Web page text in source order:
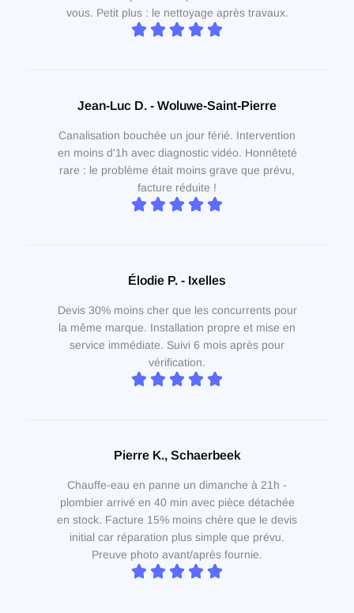
vous. Petit plus : le nettoyage après travaux.
Jean-Luc D. - Woluwe-Saint-Pierre
Canalisation bouchée un jour férié. Intervention
en moins d'1h avec diagnostic vidéo. Honnêteté
rare : le problème était moins grave que prévu,
facture réduite !
Élodie P. - Ixelles
Devis 30% moins cher que les concurrents pour
la même marque. Installation propre et mise en
service immédiate. Suivi 6 mois après pour
vérification.
Pierre K., Schaerbeek
Chauffe-eau en panne un dimanche à 21h -
plombier arrivé en 40 min avec pièce détachée
en stock. Facture 15% moins chère que le devis
initial car réparation plus simple que prévu.
Preuve photo avant/après fournie.